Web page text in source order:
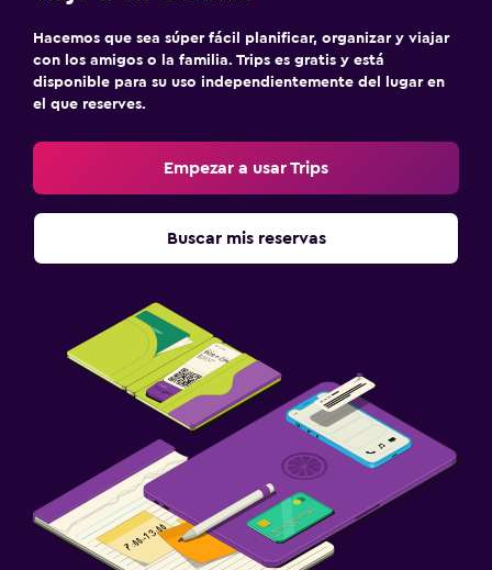
Hacemos que sea súper fácil planificar, organizar y viajar
con los amigos o la familia. Trips es gratis y está
disponible para su uso independientemente del lugar en
el que reserves.
Empezar a usar Trips
Buscar mis reservas